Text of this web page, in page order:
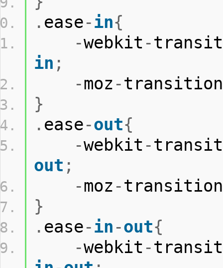
. ease-in{
-webkit -
in ;
-moz -transition
}
. ease-out{
-webkit -
out ;
-moz -transition
}
. ease-in -out{
-webkit -